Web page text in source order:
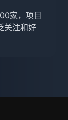
家，项目
关注和好